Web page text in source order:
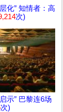
化” 知情者：高
次)
示” 巴黎连6场
次)